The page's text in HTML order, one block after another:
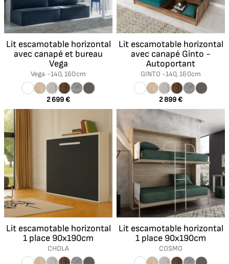
Lit escamotable horizontal
avec canapé et bureau
Vega
Vega -140, 160cm
2 699 €
Lit escamotable horizontal
avec canapé Ginto -
Autoportant
GINTO -140, 160cm
2 899 €
Lit escamotable horizontal
1 place 90x190cm
CHOLA
Lit escamotable horizontal
1 place 90x190cm
COSMO